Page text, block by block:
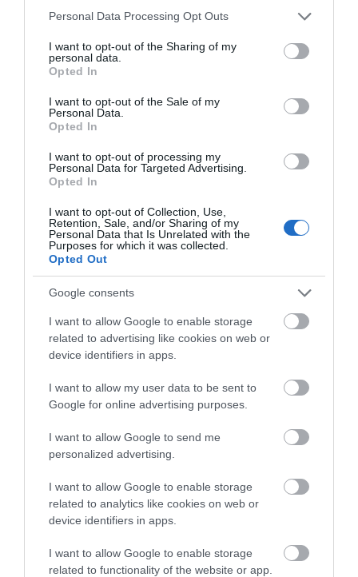
Please note that this website/app uses one or more Google
not limited to your visit or usage behaviour. You may click to
grant or deny consent to Google and its third-party tags to
use your data for below specified purposes in below Google
consent section.
Personal Data Processing Opt Outs
I want to opt-out of the Sharing of my
personal data.
Opted In
I want to opt-out of the Sale of my
Personal Data.
Opted In
I want to opt-out of processing my
Personal Data for Targeted Advertising.
Opted In
I want to opt-out of Collection, Use,
Retention, Sale, and/or Sharing of my
Personal Data that Is Unrelated with the
Purposes for which it was collected.
Opted Out
Google consents
I want to allow Google to enable storage
related to advertising like cookies on web or
device identifiers in apps.
I want to allow my user data to be sent to
Google for online advertising purposes.
I want to allow Google to send me
personalized advertising.
I want to allow Google to enable storage
related to analytics like cookies on web or
device identifiers in apps.
I want to allow Google to enable storage
related to functionality of the website or app.
08.08.2026 | 18:00
Σε πελάγη ευτυχίας
αντιδήμαρχος στην Εύβοια! Έγινε
08.08.2026 | 17:40
οικογενειακές διακοπές στην
Εύβοια! Δείτε σε ποια παραλία
«Κόκκινος» συναγερμός στην
Εύβοια: Red Code αύριο Κυριακή –
Αυξημένη ετοιμότητα παντού
08.08.2026 | 17:00
Ρόδος: Έγραψαν 80χρονη για
κράνος!
08.08.2026 | 16:40
Θρήνος σε όλη την Εύβοια για τον
επιχειρηματία που έφυγε απο
αντιδήμαρχος στην
Εύβοια! Έγινε για τρίτη
φορά παππούς!
Εύβοιας εξέδωσε
ανακοίνωση για το
αναφέρει
Μητσοτάκης: Φαγητό
και κρασί σε γνωστό
Καρυστιανού: Δύο
ακόμη στελέχη
αποχωρούν
καταγγέλλοντας
κλειστό σύστημα